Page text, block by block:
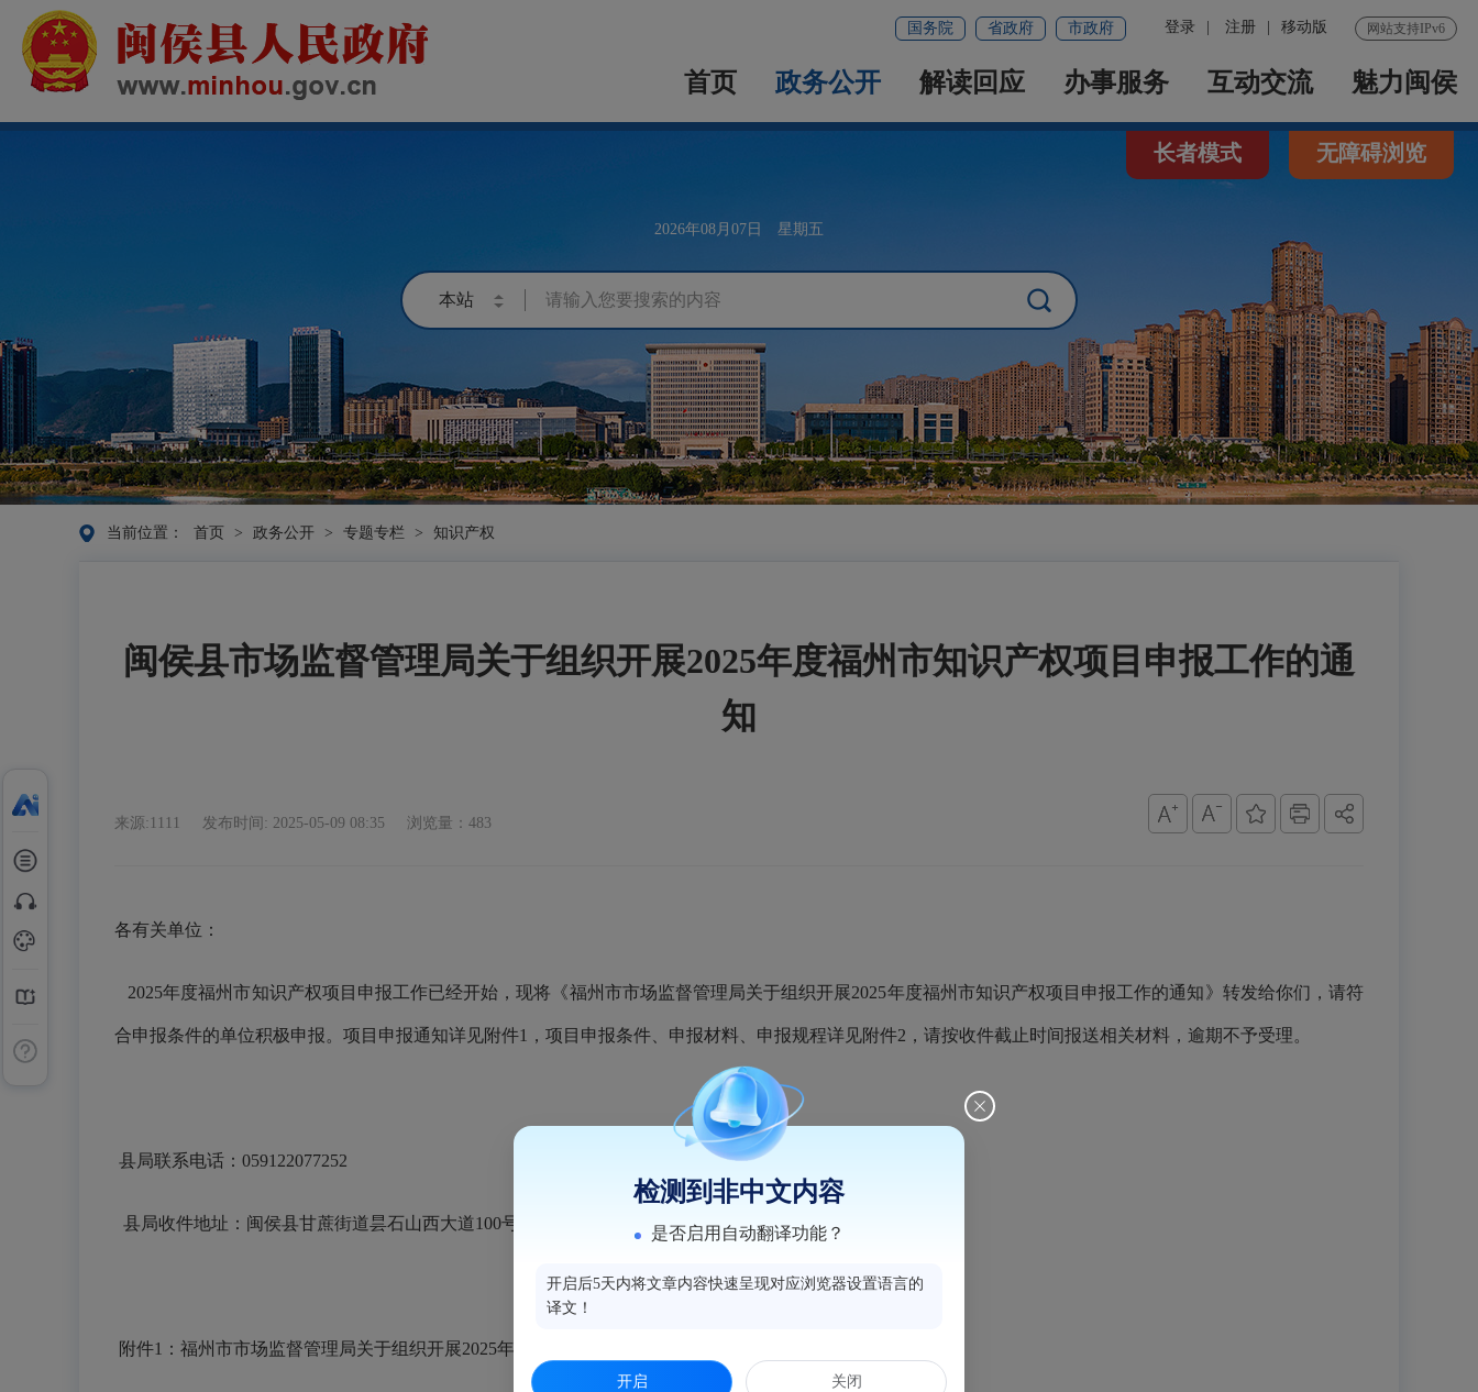
网站支持IPv6
登录 注册 移动版
国务院 省政府 市政府
首页 政务公开 解读回应 办事服务 互动交流 魅力闽侯
2026年08月07日 星期五
长者模式 无障碍浏览
当前位置： 首页 > 政务公开 > 专题专栏 > 知识产权
闽侯县市场监督管理局关于组织开展2025年度福州市知识产权项目申报工作的通
知
来源:1111 发布时间: 2025-05-09 08:35 浏览量：483
各有关单位：
2025年度福州市知识产权项目申报工作已经开始，现将《福州市市场监督管理局关于组织开展2025年度福州市知识产权项目申报工作的通知》转发给你们，请符
合申报条件的单位积极申报。 项目申报通知详见附件1， 项目申报条件、申报材料、申报规程详见附件2，请按收件截止时间报送相关材料，逾期不予受理。
县局联系电话：059122077252
县局收件地址：闽侯县甘蔗街道昙石山西大道100号闽侯县市场监督管理局516室 知识产权发展保护中心
附件1：福州市市场监督管理局关于组织开展2025年度福州市知识产权项目申报工作的通知
检测到非中文内容
是否启用自动翻译功能？
开启后5天内将文章内容快速呈现对应浏览器设置语言的
译文！
开启 关闭